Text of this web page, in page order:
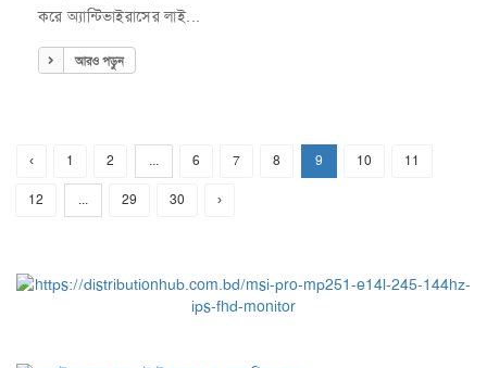
করে অ্যান্টিভাইরাসের লাই...
আরও পড়ুন
‹ 1 2 ... 6 7 8 9 10 11
12 ... 29 30 ›